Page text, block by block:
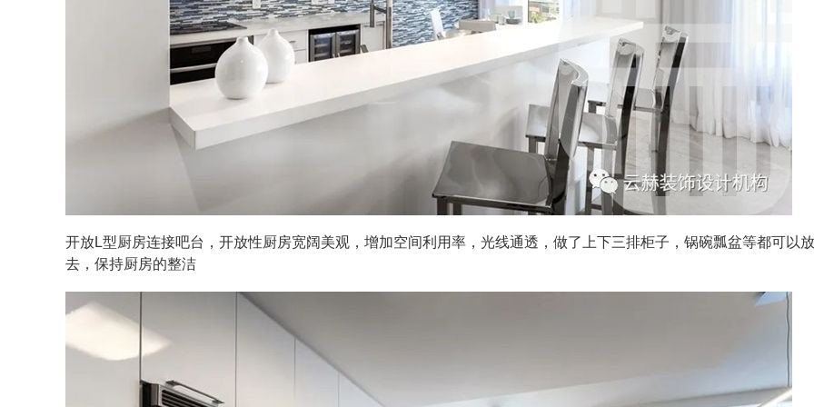
开放L型厨房连接吧台，开放性厨房宽阔美观，增加空间利用率，光线通透，做了上下三排柜子，锅碗瓢盆等都可以
去，保持厨房的整洁